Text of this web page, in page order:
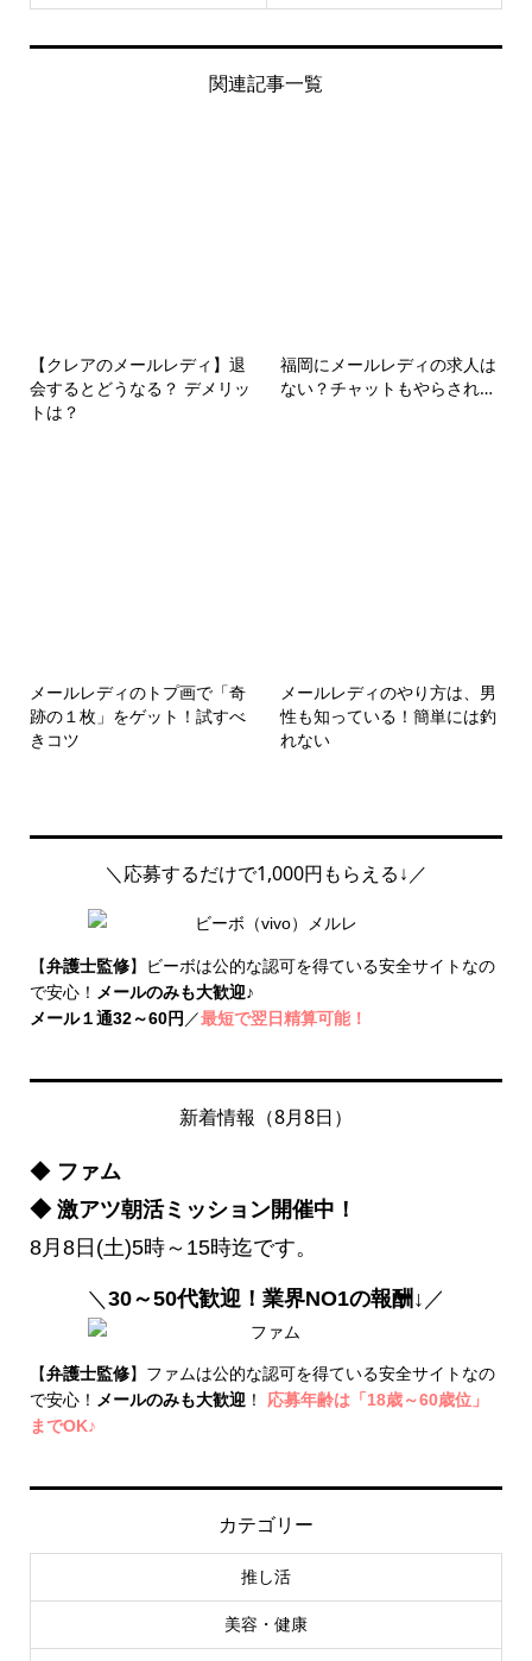
関連記事一覧
【クレアのメールレディ】退
会するとどうなる？ デメリッ
トは？
福岡にメールレディの求人は
ない？チャットもやらされ…
メールレディのトプ画で「奇
跡の１枚」をゲット！試すべ
きコツ
メールレディのやり方は、男
性も知っている！簡単には釣
れない
＼応募するだけで1,000円もらえる↓／
【弁護士監修】ビーボは公的な認可を得ている安全サイトなの
で安心！ メールのみも大歓迎♪
メール１通32～60円 ／最短で翌日精算可能！
新着情報（8月8日）
◆ ファム
◆ 激アツ朝活ミッション開催中！
8月8日(土)5時～15時迄です。
＼ 30～50代歓迎！業界NO1の報酬↓ ／
【弁護士監修】ファムは公的な認可を得ている安全サイトなの
で安心！ メールのみも大歓迎 ！ 応募年齢は「18歳～60歳位」
までOK♪
カテゴリー
推し活
美容・健康